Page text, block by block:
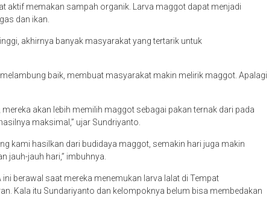
aktif memakan sampah organik. Larva maggot dapat menjadi
dan ikan.
akhirnya banyak masyarakat yang tertarik untuk
baik, membuat masyarakat makin melirik maggot. Apalagi
akan lebih memilih maggot sebagai pakan ternak dari pada
maksimal,” ujar Sundriyanto.
kami hasilkan dari budidaya maggot, semakin hari juga makin
jauh-jauh hari,” imbuhnya.
berawal saat mereka menemukan larva lalat di Tempat
Kala itu Sundariyanto dan kelompoknya belum bisa membedakan